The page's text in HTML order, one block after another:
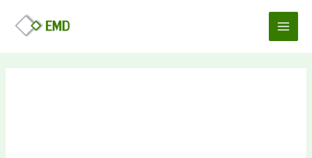
contingut
d'entrades